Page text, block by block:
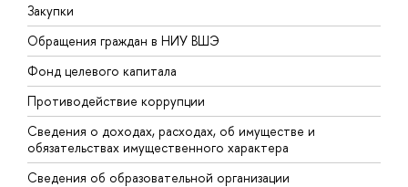
Закупки
Обращения граждан в НИУ ВШЭ
Фонд целевого капитала
Противодействие коррупции
Сведения о доходах, расходах, об имуществе и
обязательствах имущественного характера
Сведения об образовательной организации